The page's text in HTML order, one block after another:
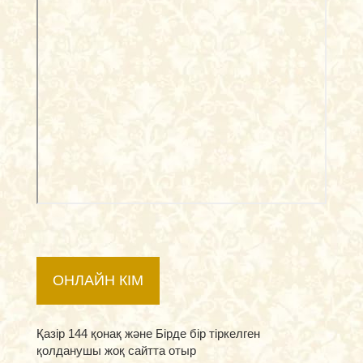
ОНЛАЙН КІМ
Қазір 144 қонақ және Бірде бір тіркелген
қолданушы жоқ сайтта отыр